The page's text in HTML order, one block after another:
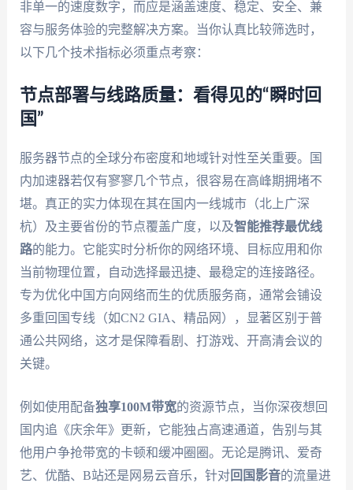
非单一的速度数字，而应是涵盖速度、稳定、安全、兼
容与服务体验的完整解决方案。当你认真比较筛选时，
以下几个技术指标必须重点考察：
节点部署与线路质量：看得见的“瞬时回
国”
服务器节点的全球分布密度和地域针对性至关重要。国
内加速器若仅有寥寥几个节点，很容易在高峰期拥堵不
堪。真正的实力体现在其在国内一线城市（北上广深
杭）及主要省份的节点覆盖广度，以及智能推荐最优线
路的能力。它能实时分析你的网络环境、目标应用和你
当前物理位置，自动选择最迅捷、最稳定的连接路径。
专为优化中国方向网络而生的优质服务商，通常会铺设
多重回国专线（如CN2 GIA、精品网），显著区别于普
通公共网络，这才是保障看剧、打游戏、开高清会议的
关键。
例如使用配备独享100M带宽的资源节点，当你深夜想回
国内追《庆余年》更新，它能独占高速通道，告别与其
他用户争抢带宽的卡顿和缓冲圈圈。无论是腾讯、爱奇
艺、优酷、B站还是网易云音乐，针对回国影音的流量进